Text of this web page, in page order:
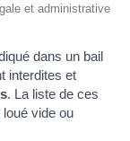
et administrative
dans un bail
interdites et
. La liste de ces
vide ou